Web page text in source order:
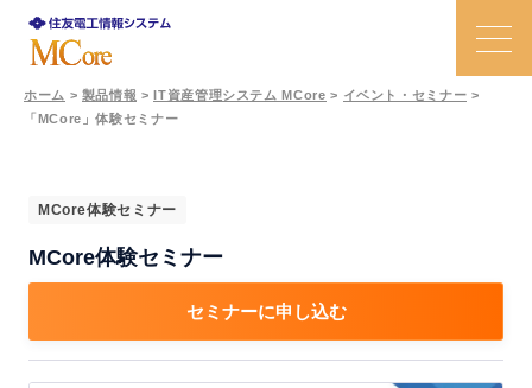
課題と解決策
機能
活用事例
ホーム > 製品情報 > IT資産管理システム MCore > イベント・セミナー >
「MCore」体験セミナー
MCore体験セミナー
MCore体験セミナー
セミナーに申し込む